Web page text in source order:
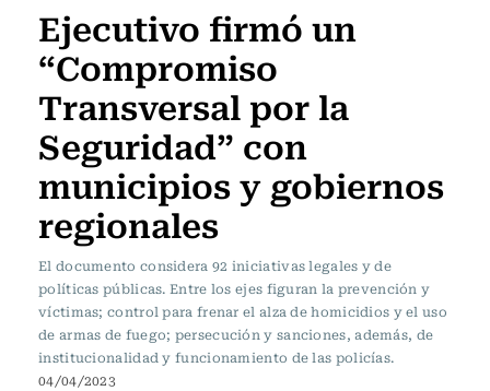
Ejecutivo firmó un
“Compromiso
Transversal por la
Seguridad” con
municipios y gobiernos
regionales
El documento considera 92 iniciativas legales y de
políticas públicas. Entre los ejes figuran la prevención y
víctimas; control para frenar el alza de homicidios y el uso
de armas de fuego; persecución y sanciones, además, de
institucionalidad y funcionamiento de las policías.
04/04/2023